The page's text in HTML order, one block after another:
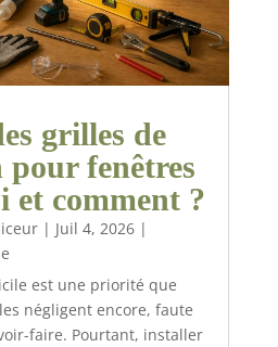
grilles de
fenêtres
et comment ?
| Juil 4, 2026|
est une priorité que
négligent encore, faute
faire. Pourtant, installer